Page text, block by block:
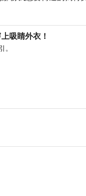
吸睛外衣！
。